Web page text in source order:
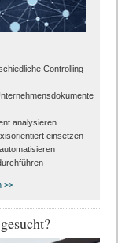
Controlling-
analysieren
einsetzen
>>